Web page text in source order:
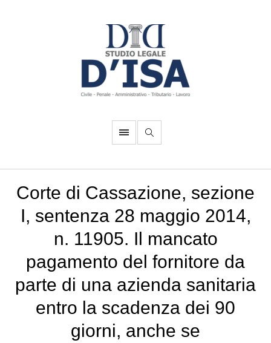
Corte di Cassazione, sezione
I, sentenza 28 maggio 2014,
n. 11905. Il mancato
pagamento del fornitore da
parte di una azienda sanitaria
entro la scadenza dei 90
giorni, anche se